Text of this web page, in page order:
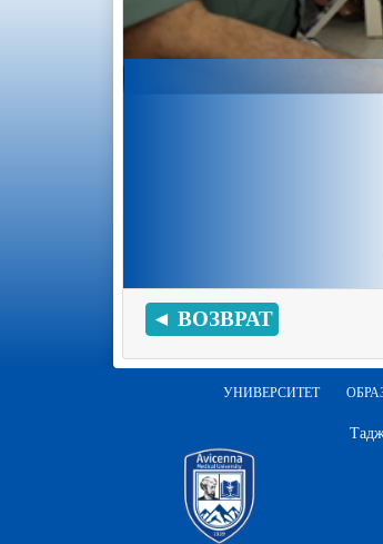
◄ ВОЗВРАТ
УНИВЕРСИТЕТ